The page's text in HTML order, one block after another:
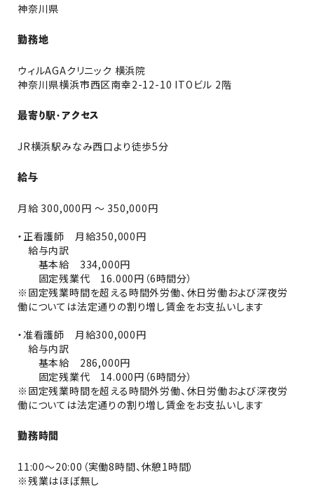
神奈川県
勤務地
ウィルAGAクリニック 横浜院
神奈川県横浜市西区南幸2-12-10 ITOビル 2階
最寄り駅・アクセス
JR横浜駅みなみ西口より徒歩5分
給与
月給 300,000円 〜 350,000円
・正看護師 月給350,000円
給与内訳
基本給 334,000円
固定残業代 16.000円（6時間分）
※固定残業時間を超える時間外労働、休日労働および深夜労
働については法定通りの割り増し賃金をお支払いします
・准看護師 月給300,000円
給与内訳
基本給 286,000円
固定残業代 14.000円（6時間分）
※固定残業時間を超える時間外労働、休日労働および深夜労
働については法定通りの割り増し賃金をお支払いします
勤務時間
11:00～20:00（実働8時間、休憩1時間）
※残業はほぼ無し